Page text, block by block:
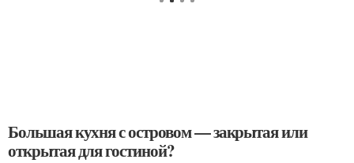
Большая кухня с островом — закрытая или
открытая для гостиной?